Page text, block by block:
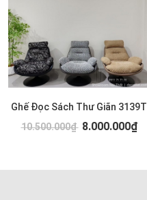
Ghế Đọc Sách Thư Giãn 3139T
10.500.000₫ 8.000.000₫